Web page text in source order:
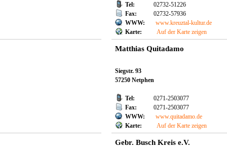
Tel:
02732-51226
Fax:
02732-57936
WWW:
www.kreuztal-kultur.de
Karte:
Auf der Karte zeigen
Matthias Quitadamo
Siegstr. 93
57250 Netphen
Tel:
0271-2503077
Fax:
0271-2503077
WWW:
www.quitadamo.de
Karte:
Auf der Karte zeigen
Gebr. Busch Kreis e.V.